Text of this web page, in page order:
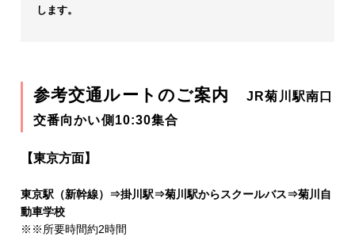
します。
参考交通ルートのご案内JR菊川駅南口
交番向かい側10:30集合
【東京方面】
東京駅（新幹線）⇒掛川駅⇒菊川駅からスクールバス⇒菊川自
動車学校
※※所要時間約2時間